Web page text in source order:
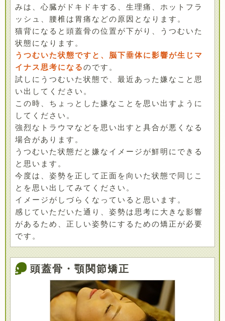
みは、心臓がドキドキする、生理痛、ホットフラ
ッシュ、腰椎は胃痛などの原因となります。
猫背になると頭蓋骨の位置が下がり、うつむいた
状態になります。
うつむいた状態ですと、脳下垂体に影響が生じマ
イナス思考になるのです。
試しにうつむいた状態で、最近あった嫌なこと思
い出してください。
この時、ちょっとした嫌なことを思い出すように
してください。
強烈なトラウマなどを思い出すと具合が悪くなる
場合があります。
うつむいた状態だと嫌なイメージが鮮明にできる
と思います。
今度は、姿勢を正して正面を向いた状態で同じこ
とを思い出してみてください。
イメージがしづらくなっていると思います。
感じていただいた通り、姿勢は思考に大きな影響
があるため、正しい姿勢にするための矯正が必要
です。
頭蓋骨・顎関節矯正